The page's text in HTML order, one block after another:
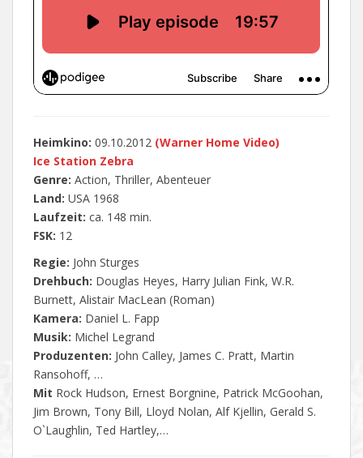
Heimkino: 09.10.2012 (Warner Home Video)
Ice Station Zebra
Genre: Action, Thriller, Abenteuer
Land: USA 1968
Laufzeit: ca. 148 min.
FSK: 12
Regie: John Sturges
Drehbuch: Douglas Heyes, Harry Julian Fink, W.R.
Burnett, Alistair MacLean (Roman)
Kamera: Daniel L. Fapp
Musik: Michel Legrand
Produzenten: John Calley, James C. Pratt, Martin
Ransohoff, …
Mit Rock Hudson, Ernest Borgnine, Patrick McGoohan,
Jim Brown, Tony Bill, Lloyd Nolan, Alf Kjellin, Gerald S.
O`Laughlin, Ted Hartley,…